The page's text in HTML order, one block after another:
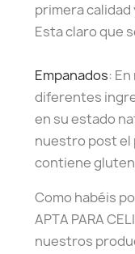
primera
Esta claro que
Empanados:
diferentes
en su estado
nuestro post el
contiene
Como habéis
APTA PARA
nuestros